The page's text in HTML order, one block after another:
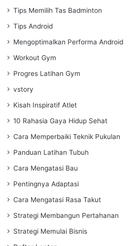
Tips Memilih Tas Badminton
Tips Android
Mengoptimalkan Performa Android
Workout Gym
Progres Latihan Gym
vstory
Kisah Inspiratif Atlet
10 Rahasia Gaya Hidup Sehat
Cara Memperbaiki Teknik Pukulan
Panduan Latihan Tubuh
Cara Mengatasi Bau
Pentingnya Adaptasi
Cara Mengatasi Rasa Takut
Strategi Membangun Pertahanan
Strategi Memulai Bisnis